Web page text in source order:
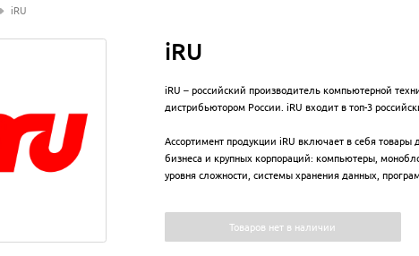
iRU
iRU
iRU – российский производитель компьютерной
дистрибьютором России. iRU входит в топ-3
Ассортимент продукции iRU включает в себя
бизнеса и крупных корпораций: компьютеры,
уровня сложности, системы хранения данных,
Товаров нет в наличии